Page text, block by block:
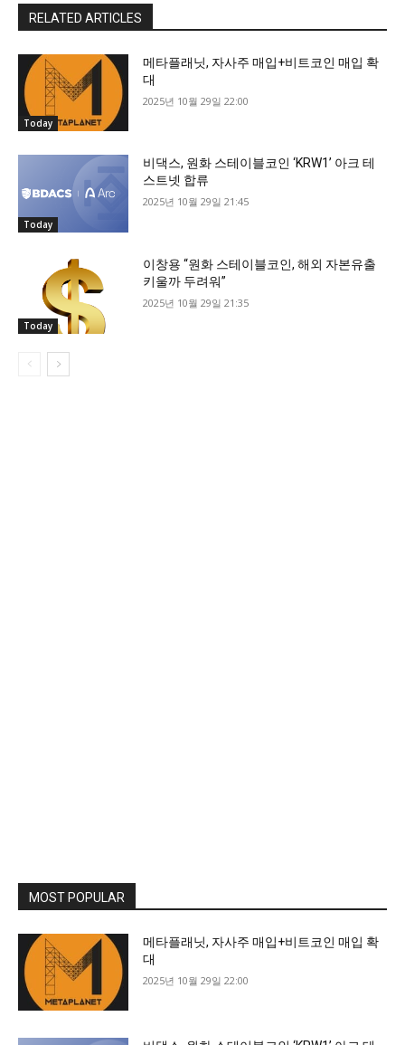
RELATED ARTICLES
Today
메타플래닛, 자사주 매입+비트코인 매입 확
대
2025년 10월 29일 22:00
Today
비댁스, 원화 스테이블코인 ‘KRW1’ 아크 테
스트넷 합류
2025년 10월 29일 21:45
Today
이창용 “원화 스테이블코인, 해외 자본유출
키울까 두려워”
2025년 10월 29일 21:35
MOST POPULAR
메타플래닛, 자사주 매입+비트코인 매입 확
대
2025년 10월 29일 22:00